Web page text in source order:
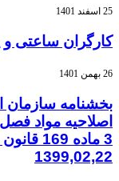
25 اسفند 1401
کارگران ساعتی
26 بهمن 1401
بخشنامه سازمان
اصلاحيه مواد
3 ماده
1399,02,22